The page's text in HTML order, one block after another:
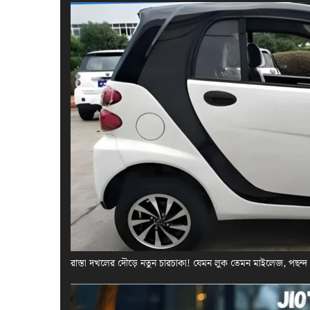
রাস্তা দখলের দৌড়ে নতুন চারচাকা! যেমন লুক তেমন মাইলেজ, পছন্দ